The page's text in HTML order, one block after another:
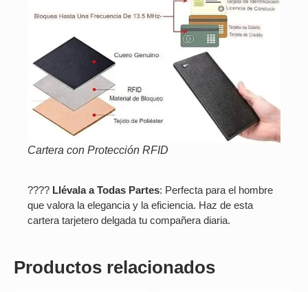
Cartera con Protección RFID
???? Llévala a Todas Partes: Perfecta para el hombre
que valora la elegancia y la eficiencia. Haz de esta
cartera tarjetero delgada tu compañera diaria.
Productos relacionados